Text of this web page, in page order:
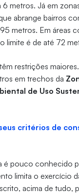
metros. Já em
abrange bairros
metros. Em áreas
limite é de até 72
restrições
em trechos da
de Uso
critérios de
é pouco conhecido
limita o exercício
acima de tudo,